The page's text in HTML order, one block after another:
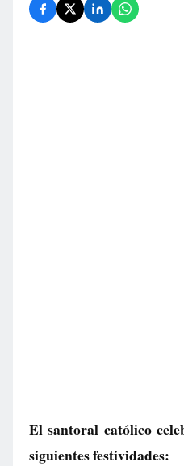
El santoral católico
siguientes festividades: